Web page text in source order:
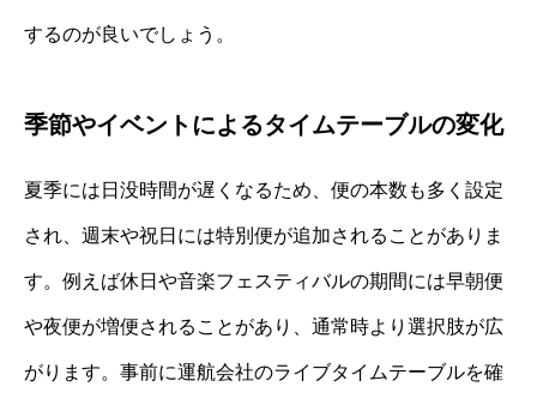
するのが良いでしょう。
季節やイベントによるタイムテーブルの変化
夏季には日没時間が遅くなるため、便の本数も多く設定
され、週末や祝日には特別便が追加されることがありま
す。例えば休日や音楽フェスティバルの期間には早朝便
や夜便が増便されることがあり、通常時より選択肢が広
がります。事前に運航会社のライブタイムテーブルを確